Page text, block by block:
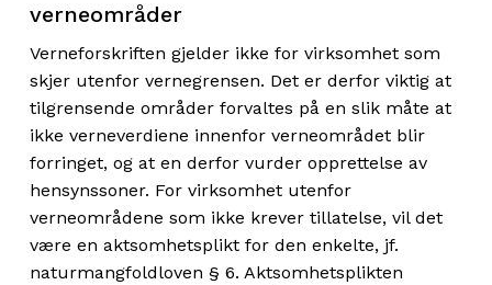
verneområder
Verneforskriften gjelder ikke for virksomhet som
skjer utenfor vernegrensen. Det er derfor viktig at
tilgrensende områder forvaltes på en slik måte at
ikke verneverdiene innenfor verneområdet blir
forringet, og at en derfor vurder opprettelse av
hensynssoner. For virksomhet utenfor
verneområdene som ikke krever tillatelse, vil det
være en aktsomhetsplikt for den enkelte, jf.
naturmangfoldloven § 6. Aktsomhetsplikten